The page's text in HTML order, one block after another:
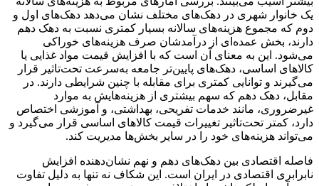
یک خانوار شهری در دهک‌های مختلف نشان می‌دهد دهک‌های اول و
دوم که مجموع هزینه‌های سالانه بسیار کمتری نسبت به دهک دهم
دارند، بخش عمده‌ای از درآمدشان صرف هزینه‌های خوراکی
می‌شود. این به معنای آن است که با افزایش قیمت مواد غذایی یا
کالاهای اساسی، دهک‌های پایین‌تر جامعه به‌سرعت تحت‌تاثیر قرار
می‌گیرند و توانایی کمتری برای مقابله با چنین شرایطی دارند. در
مقابل، دهک دهم که سهم بیشتری از هزینه‌هایش به موارد
غیرضروری، مانند خدمات تفریحی، بهداشتی، و آموزشی اختصاص
دارد، کمتر تحت‌تاثیر تغییرات قیمت کالاهای اساسی قرار می‌گیرد و
می‌تواند هزینه‌های خود را در سایر بخش‌ها مدیریت کند.
فاصله اقتصادی بین دهک‌های دهم و نهم نشان‌دهنده افزایش
نابرابری اقتصادی در ایران است. این شکاف نه تنها به دلیل تفاوت